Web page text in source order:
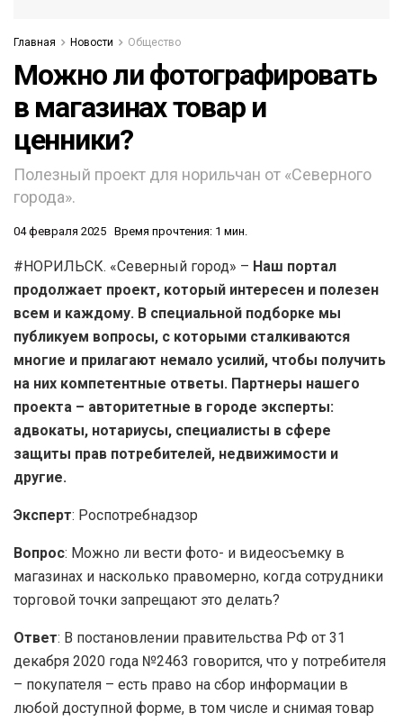
Главная Новости Общество
Можно ли фотографировать
в магазинах товар и
ценники?
Полезный проект для норильчан от «Северного
города».
04 февраля 2025 Время прочтения: 1 мин.
#НОРИЛЬСК. «Северный город» – Наш портал
продолжает проект, который интересен и полезен
всем и каждому. В специальной подборке мы
публикуем вопросы, с которыми сталкиваются
многие и прилагают немало усилий, чтобы получить
на них компетентные ответы. Партнеры нашего
проекта – авторитетные в городе эксперты:
адвокаты, нотариусы, специалисты в сфере
защиты прав потребителей, недвижимости и
другие.
Эксперт: Роспотребнадзор
Вопрос: Можно ли вести фото- и видеосъемку в
магазинах и насколько правомерно, когда сотрудники
торговой точки запрещают это делать?
Ответ: В постановлении правительства РФ от 31
декабря 2020 года №2463 говорится, что у потребителя
– покупателя – есть право на сбор информации в
любой доступной форме, в том числе и снимая товар